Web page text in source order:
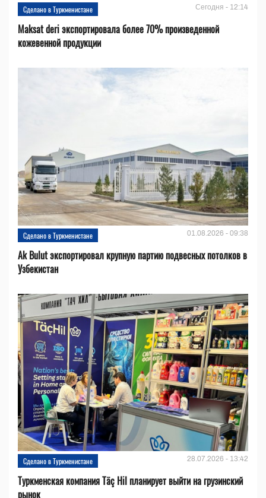
Сделано в Туркменистане Сегодня - 12:14
Maksat deri экспортировала более 70% произведенной
кожевенной продукции
Сделано в Туркменистане 01.08.2026 - 09:38
Ak Bulut экспортировал крупную партию подвесных потолков в
Узбекистан
Сделано в Туркменистане 28.07.2026 - 13:42
Туркменская компания Täç Hil планирует выйти на грузинский
рынок